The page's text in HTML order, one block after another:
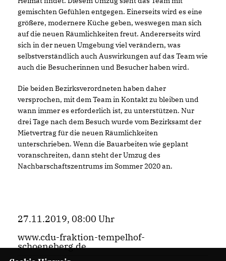
gemischten Gefühlen entgegen. Einerseits wird es eine
größere, modernere Küche geben, weswegen man sich
auf die neuen Räumlichkeiten freut. Andererseits wird
sich in der neuen Umgebung viel verändern, was
selbstverständlich auch Auswirkungen auf das Team wie
auch die Besucherinnen und Besucher haben wird.
Die beiden Bezirksverordneten haben daher
versprochen, mit dem Team in Kontakt zu bleiben und
wann immer es erforderlich ist, zu unterstützen. Nur
drei Tage nach dem Besuch wurde vom Bezirksamt der
Mietvertrag für die neuen Räumlichkeiten
unterschrieben. Wenn die Bauarbeiten wie geplant
voranschreiten, dann steht der Umzug des
Nachbarschaftszentrums im Sommer 2020 an.
27.11.2019, 08:00 Uhr
www.cdu-fraktion-tempelhof-
schoeneberg.de